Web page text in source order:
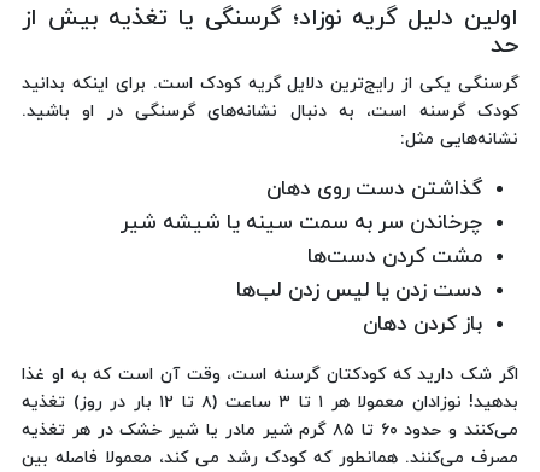
اولین دلیل گریه نوزاد؛ گرسنگی یا تغذیه بیش از
حد
گرسنگی یکی از رایج‌ترین دلایل گریه کودک است. برای اینکه بدانید
کودک گرسنه است، به دنبال نشانه‌های گرسنگی در او باشید.
نشانه‌هایی مثل:
گذاشتن دست روی دهان
چرخاندن سر به سمت سینه یا شیشه شیر
مشت کردن دست‌ها
دست زدن یا لیس زدن لب‌ها
باز کردن دهان
اگر شک دارید که کودکتان گرسنه است، وقت آن است که به او غذا
بدهید! نوزادان معمولا هر ۱ تا ۳ ساعت (۸ تا ۱۲ بار در روز) تغذیه
می‌کنند و حدود ۶۰ تا ۸۵ گرم شیر مادر یا شیر خشک در هر تغذیه
مصرف می‌کنند. همانطور که کودک رشد می کند، معمولا فاصله بین